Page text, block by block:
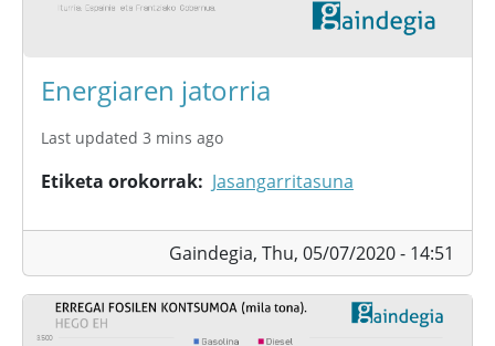
Energiaren jatorria
Last updated 3 mins ago
Etiketa orokorrak Jasangarritasuna
Gaindegia, Thu, 05/07/2020 - 14:51